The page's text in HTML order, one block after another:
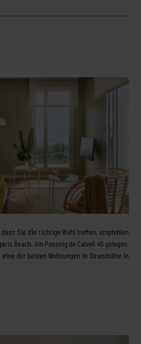
Sie die richtige Wahl treffen, empfehlen
Beach. Am Passeig de Calvell 45 gelegen,
der besten Wohnungen in Strandnähe in